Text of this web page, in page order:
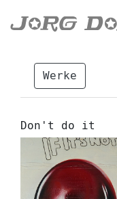
Werke
Don't do it